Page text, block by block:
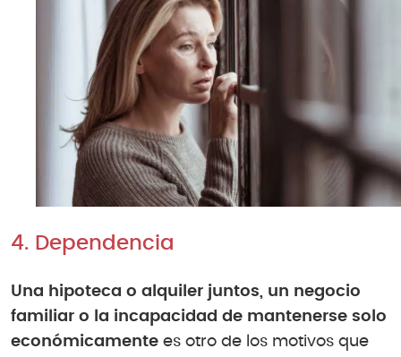
4. Dependencia
Una hipoteca o alquiler juntos, un negocio
familiar o la incapacidad de mantenerse solo
económicamente es otro de los motivos que